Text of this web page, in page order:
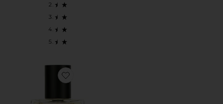
Favorite ПАРФУМ HARD FEELINGS EAU DE PARFUM